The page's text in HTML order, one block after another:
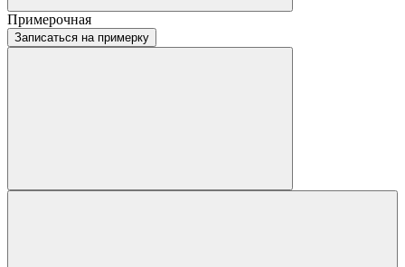
Примерочная
Записаться на примерку